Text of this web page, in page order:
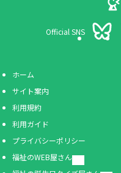
Official SNS
ホーム
サイト案内
利用規約
利用ガイド
プライバシーポリシー
福祉のWEB屋さん